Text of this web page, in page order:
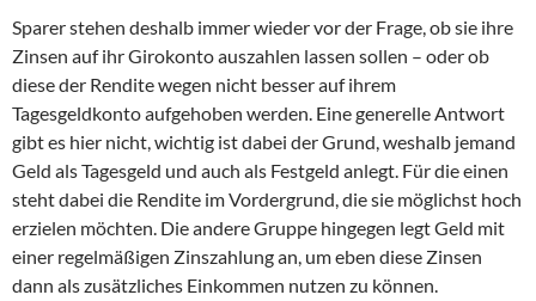
Sparer stehen deshalb immer wieder vor der Frage, ob sie ihre
Zinsen auf ihr Girokonto auszahlen lassen sollen – oder ob
diese der Rendite wegen nicht besser auf ihrem
Tagesgeldkonto aufgehoben werden. Eine generelle Antwort
gibt es hier nicht, wichtig ist dabei der Grund, weshalb jemand
Geld als Tagesgeld und auch als Festgeld anlegt. Für die einen
steht dabei die Rendite im Vordergrund, die sie möglichst hoch
erzielen möchten. Die andere Gruppe hingegen legt Geld mit
einer regelmäßigen Zinszahlung an, um eben diese Zinsen
dann als zusätzliches Einkommen nutzen zu können.